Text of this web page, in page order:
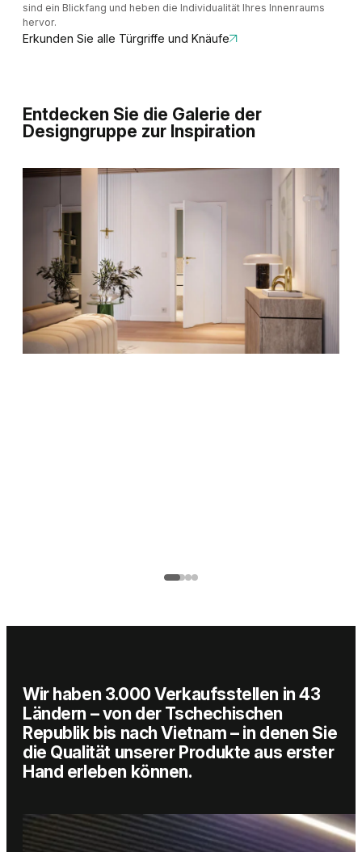
sind ein Blickfang und heben die Individualität Ihres Innenraums
hervor.
Erkunden Sie alle Türgriffe und Knäufe
Entdecken Sie die Galerie der
Designgruppe zur Inspiration
Wir haben 3.000 Verkaufsstellen in 43
Ländern – von der Tschechischen
Republik bis nach Vietnam – in denen Sie
die Qualität unserer Produkte aus erster
Hand erleben können.